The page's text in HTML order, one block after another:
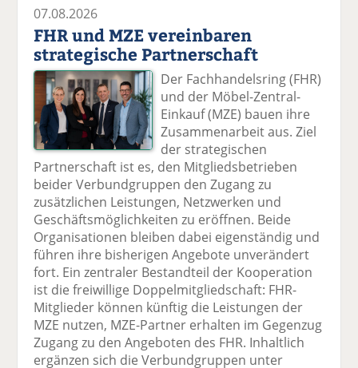
07.08.2026
FHR und MZE vereinbaren
strategische Partnerschaft
Der Fachhandelsring (FHR)
und der Möbel-Zentral-
Einkauf (MZE) bauen ihre
Zusammenarbeit aus. Ziel
der strategischen
Partnerschaft ist es, den Mitgliedsbetrieben
beider Verbundgruppen den Zugang zu
zusätzlichen Leistungen, Netzwerken und
Geschäftsmöglichkeiten zu eröffnen. Beide
Organisationen bleiben dabei eigenständig und
führen ihre bisherigen Angebote unverändert
fort. Ein zentraler Bestandteil der Kooperation
ist die freiwillige Doppelmitgliedschaft: FHR-
Mitglieder können künftig die Leistungen der
MZE nutzen, MZE-Partner erhalten im Gegenzug
Zugang zu den Angeboten des FHR. Inhaltlich
ergänzen sich die Verbundgruppen unter